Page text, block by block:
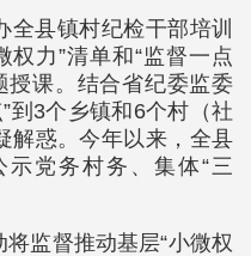
全县镇村纪检干部培训
权力”清单和“监督一点
授课。结合省纪委监委
到3个乡镇和6个村（社
解惑。今年以来，全县
党务村务、集体“三
将监督推动基层“小微权